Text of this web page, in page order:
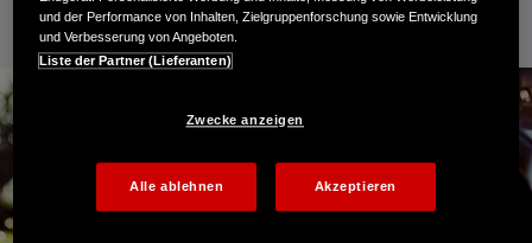
und der Performance von Inhalten, Zielgruppenforschung sowie Entwicklung
und Verbesserung von Angeboten.
Liste der Partner (Lieferanten)
Zwecke anzeigen
Alle ablehnen Akzeptieren